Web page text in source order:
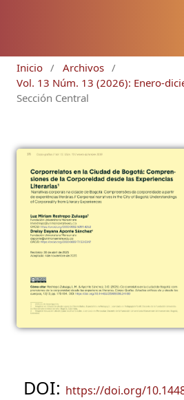
Inicio / Archivos /
Vol. 13 Núm. 13 (2026): Enero-
Sección Central
DOI: https://doi.org/